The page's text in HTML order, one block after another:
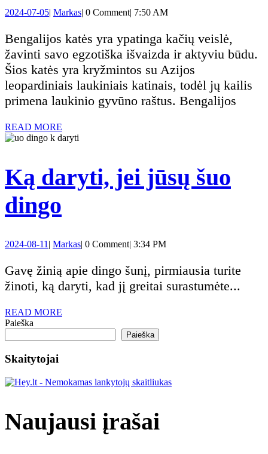
ką
turi
žinoti
kiekvienas
augintinio
šeimininkas
2024-07-052024-
05
| MarkasMarkas
| 0 Comment| 7:50 AM
Bengalijos katės yra ypatinga kačių veislė,
žavinti savo egzotiška išvaizda ir aktyviu būdu.
Šios katės yra kryžmintos su Azijos
leopardiniais laukiniais katinais, todėl jų kailis
primena laukinio gyvūno raštus. Bengalijos
READ MORE
MORE
Ką daryti, jei jūsų šuo
dingo
jei
jūsų
šuo
dingo
2024-08-11 2024-
11
| MarkasMarkas
| 0 Comment| 3:34 PM
Gavę žinią apie dingo šunį, pirmiausia turite
žinoti, ką daryti, kad jį greitai surastumėte...
READ MORE
Paieška
Paieška
Skaitytojai
Naujausi įrašai